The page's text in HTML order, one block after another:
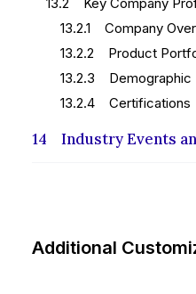
13.2.1 Company
13.2.2 Product
13.2.3 Demographic
13.2.4 Certifications
14 Industry Events
Additional